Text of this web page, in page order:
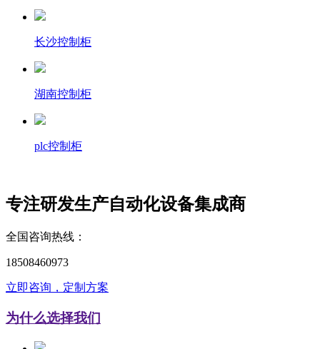
长沙控制柜
湖南控制柜
plc控制柜
专注研发生产自动化设备集成商
全国咨询热线：
18508460973
立即咨询，定制方案
为什么选择我们